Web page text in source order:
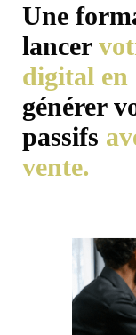
Une
lancer
digital en
générer
passifs
vente.